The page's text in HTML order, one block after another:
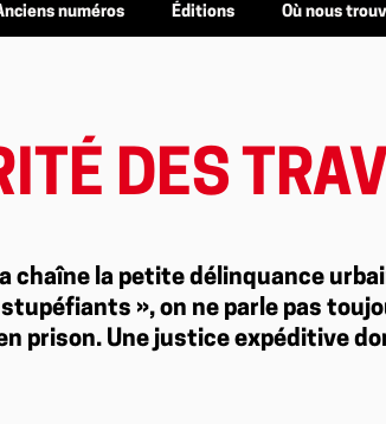
numéros Éditions Où nous
DES
chaîne la petite délinquance
», on ne parle pas
prison. Une justice expéditive